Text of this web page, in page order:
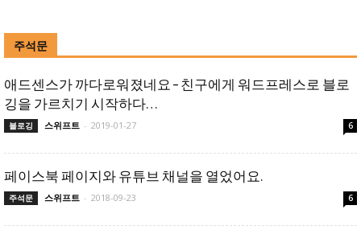
주석문
애드센스가 까다로워졌네요 – 친구에게 워드프레스로 블로
깅을 가르치기 시작하다…
블로깅 스위프트 - 2019-01-27 6
페이스북 페이지와 유튜브 채널을 열었어요.
주석문 스위프트 - 2018-09-23 6